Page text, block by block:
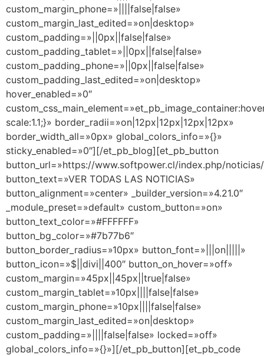
custom_margin_phone=»||||false|false»
custom_margin_last_edited=»on|desktop»
custom_padding=»||0px||false|false»
custom_padding_tablet=»||0px||false|false»
custom_padding_phone=»||0px||false|false»
custom_padding_last_edited=»on|desktop»
hover_enabled=»0″
scale:1.1;}» border_radii=»on|12px|12px|12px|12px»
border_width_all=»0px» global_colors_info=»{}»
sticky_enabled=»0″][/et_pb_blog][et_pb_button
button_url=»https://www.softpower.cl/index.php/
button_text=»VER TODAS LAS NOTICIAS»
button_alignment=»center» _builder_version=»4.21.0″
_module_preset=»default» custom_button=»on»
button_text_color=»#FFFFFF»
button_bg_color=»#7b77b6″
button_border_radius=»10px» button_font=»|||on|||||»
button_icon=»$||divi||400″ button_on_hover=»off»
custom_margin=»45px||45px||true|false»
custom_margin_tablet=»10px||||false|false»
custom_margin_phone=»10px||||false|false»
custom_margin_last_edited=»on|desktop»
custom_padding=»||||false|false» locked=»off»
global_colors_info=»{}»][/et_pb_button][et_pb_code